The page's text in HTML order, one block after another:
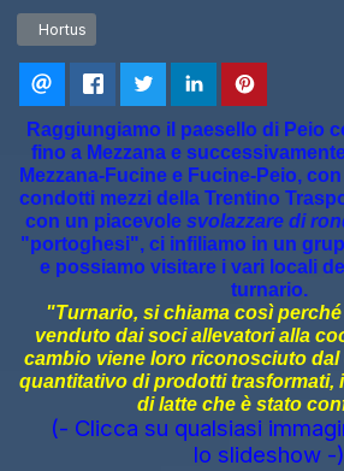
Articolo precedente: Hortus
Hortus
Raggiungiamo il paesello di Peio
fino a Mezzana e
Mezzana-Fucine e Fucine-Peio,
condotti mezzi della Trentino
con un piacevole svolazzare di
"portoghesi", ci infiliamo in un
e possiamo visitare i vari locali
turnario.
"Turnario, si chiama così
venduto dai soci allevatori alla
cambio viene loro riconosciuto
quantitativo di prodotti trasformati,
di latte che è stato
(- Clicca su qualsiasi
lo slideshow -)